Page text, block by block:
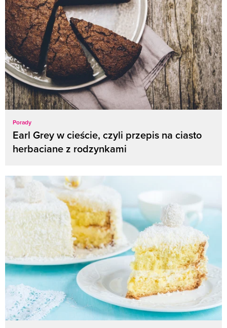
Porady
Earl Grey w cieście, czyli przepis na ciasto
herbaciane z rodzynkami